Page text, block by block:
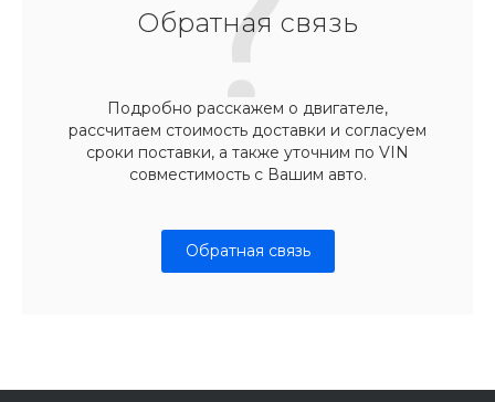
Обратная связь
Подробно расскажем о двигателе,
рассчитаем стоимость доставки и согласуем
сроки поставки, а также уточним по VIN
совместимость с Вашим авто.
Обратная связь